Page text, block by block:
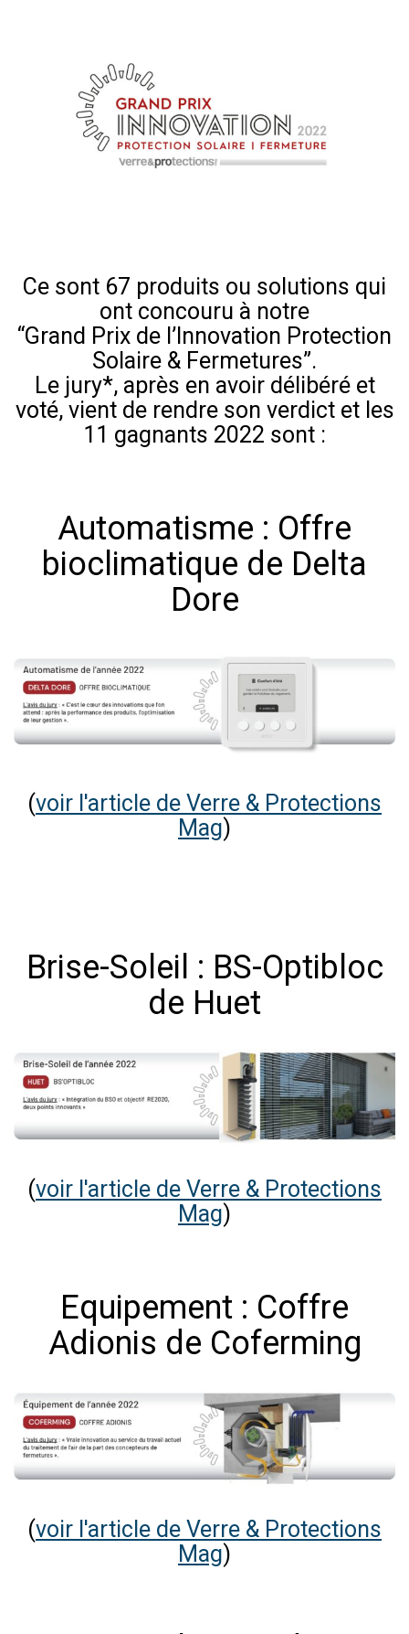
Ce sont 67 produits ou solutions qui
ont concouru à notre
“Grand Prix de l’Innovation Protection
Solaire & Fermetures”.
Le jury*, après en avoir délibéré et
voté, vient de rendre son verdict et les
11 gagnants 2022 sont :
Automatisme : Offre
bioclimatique de Delta
Dore
(voir l'article de Verre & Protections
Mag)
Brise-Soleil : BS-Optibloc
de Huet
(voir l'article de Verre & Protections
Mag)
Equipement : Coffre
Adionis de Coferming
(voir l'article de Verre & Protections
Mag)